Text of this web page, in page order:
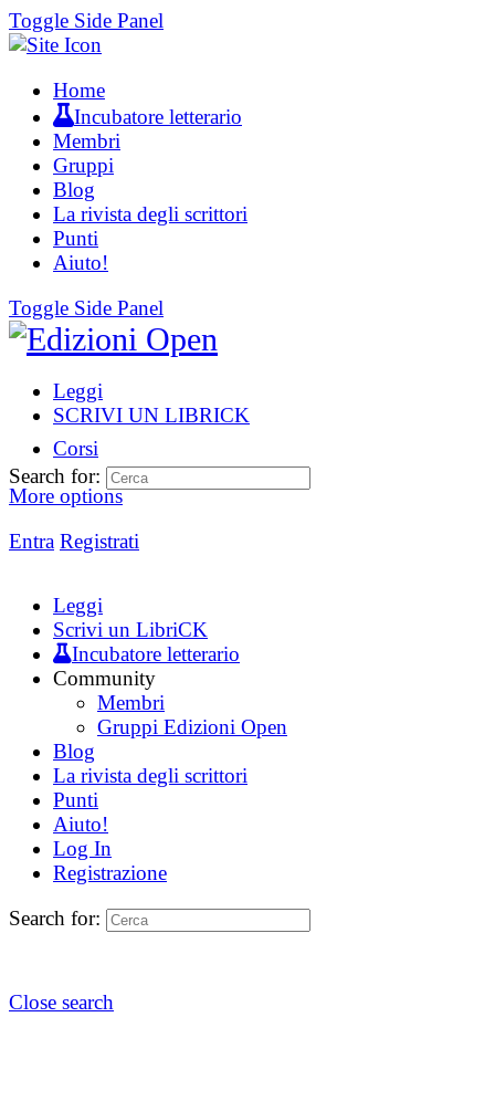
Toggle Side Panel
Home
Incubatore letterario
Membri
Gruppi
Blog
La rivista degli scrittori
Punti
Aiuto!
Toggle Side Panel
Leggi
SCRIVI UN LIBRICK
Corsi
More options
Entra Registrati
Search for:
Leggi
Scrivi un LibriCK
Incubatore letterario
Community
Membri
Gruppi Edizioni Open
Blog
La rivista degli scrittori
Punti
Aiuto!
Log In
Registrazione
Search for:
Close search